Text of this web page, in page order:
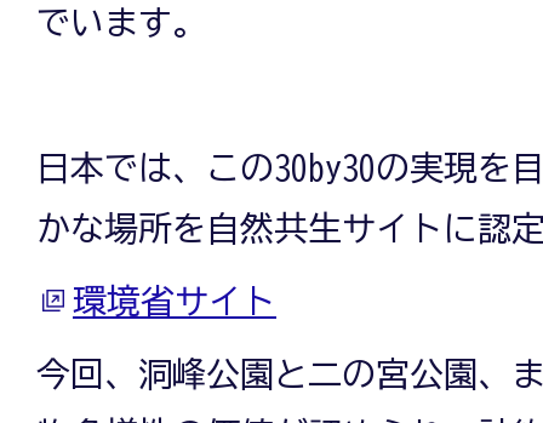
でいます。
日本では、この30by30の実現を
かな場所を自然共生サイトに認
環境省サイト
今回、洞峰公園と二の宮公園、